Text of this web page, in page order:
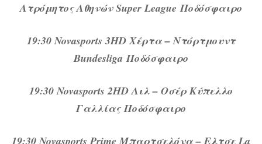
Ατρόμητος Αθηνών Super League Ποδόσφαιρο
19:30 Novasports 3HD Χέρτα – Ντόρτμουντ
Bundesliga Ποδόσφαιρο
19:30 Novasports 2HD Λιλ – Οσέρ Κύπελλο
Γαλλίας Ποδόσφαιρο
19:30 Novasports Prime Μπαρτσελόνα – Ελτσε La